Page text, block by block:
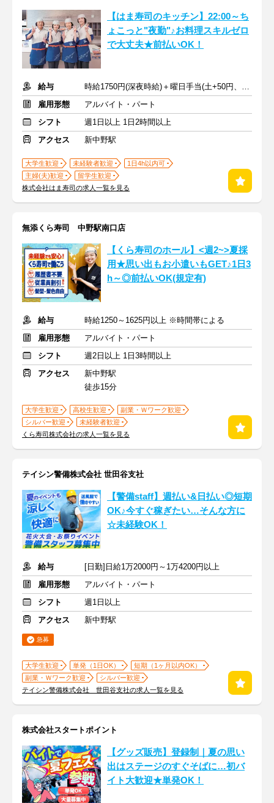
【はま寿司のキッチン】22:00～ち
ょこっと"夜勤"♪お料理スキルゼロ
で大丈夫★前払いOK！
給与
時給1750円(深夜時給)＋曜日手当(土+50円、日祝+70円)
雇用形態
アルバイト・パート
シフト
週1日以上 1日2時間以上
アクセス
新中野駅
大学生歓迎 未経験者歓迎
1日4h以内可
主婦(夫)歓迎
留学生歓迎
株式会社はま寿司の求人一覧を見る
無添くら寿司 中野駅南口店
【くら寿司のホール】<週2~>夏採
用★思い出もお小遣いもGET♪1日3
h～◎前払いOK(規定有)
給与
時給1250～1625円以上 ※時間帯による
雇用形態
アルバイト・パート
シフト
週2日以上 1日3時間以上
アクセス
新中野駅
徒歩15分
大学生歓迎 高校生歓迎
副業・Ｗワーク歓迎
シルバー歓迎
未経験者歓迎
くら寿司株式会社の求人一覧を見る
テイシン警備株式会社 世田谷支社
【警備staff】週払い&日払い◎短期
OK♪今すぐ稼ぎたい…そんな方に
☆未経験OK！
給与
[日勤]日給1万2000円～1万4200円以上
雇用形態
アルバイト・パート
シフト
週1日以上
アクセス
新中野駅
急募
大学生歓迎 単発（1日OK）
短期（1ヶ月以内OK）
副業・Ｗワーク歓迎
シルバー歓迎
テイシン警備株式会社 世田谷支社の求人一覧を見る
株式会社スタートポイント
【グッズ販売】登録制｜夏の思い
出はステージのすぐそばに…初バ
イト大歓迎★単発OK！